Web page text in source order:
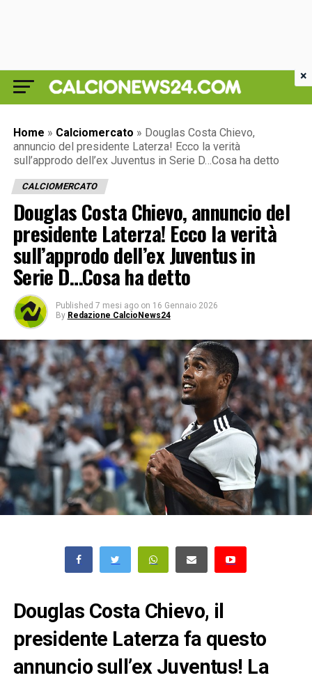
Home » Calciomercato » Douglas Costa Chievo,
annuncio del presidente Laterza! Ecco la verità
sull’approdo dell’ex Juventus in Serie D…Cosa ha detto
CALCIOMERCATO
Douglas Costa Chievo, annuncio del
presidente Laterza! Ecco la verità
sull’approdo dell’ex Juventus in
Serie D…Cosa ha detto
Published 7 mesi ago on 16 Gennaio 2026
By Redazione CalcioNews24
Douglas Costa Chievo, il
presidente Laterza fa questo
annuncio sull’ex Juventus! La
×